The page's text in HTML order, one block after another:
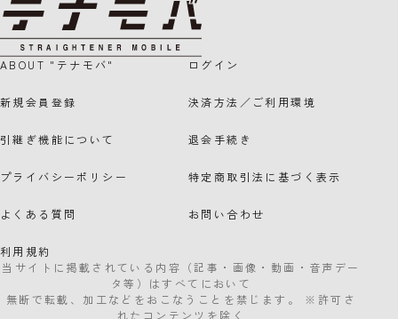
STRAIGHTENER テナモバのロゴマー
ABOUT "テナモバ" ログイン
新規会員登録 決済方法／ご利用環境
引継ぎ機能について 退会手続き
プライバシーポリシー 特定商取引法に基づく表示
よくある質問 お問い合わせ
利用規約
当サイトに掲載されている内容（記事・画像・動画・音声デー
タ等）はすべてにおいて
無断で転載、加工などをおこなうことを禁じます。 ※許可さ
れたコンテンツを除く